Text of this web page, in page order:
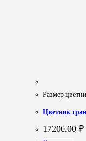
Размер
Цветник
17200,00 ₽